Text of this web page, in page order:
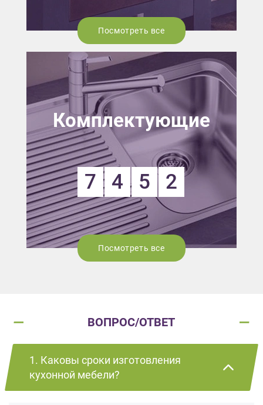
Посмотреть все
Комплектующие
7 4 5 2
Посмотреть все
ВОПРОС/ОТВЕТ
1. Каковы сроки изготовления
кухонной мебели?